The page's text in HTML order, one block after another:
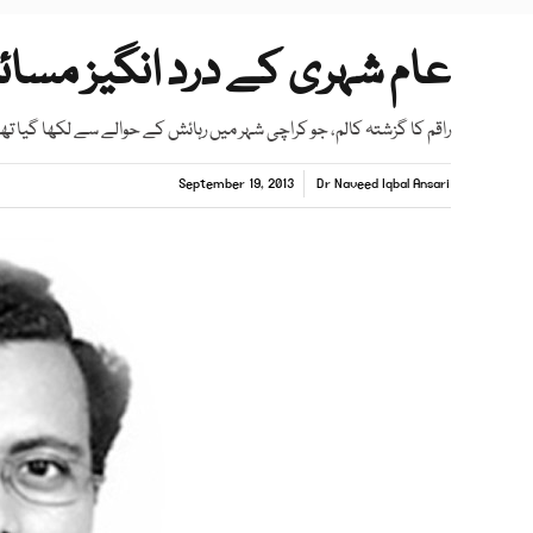
عام شہری کے درد انگیز
راقم کا گزشتہ کالم، جو کراچی شہر میں رہائش کے حوالے سے لکھا گیا
Dr Naveed Iqbal Ansari
September 19, 2013